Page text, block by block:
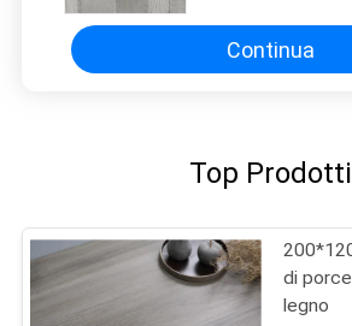
del cemento
Continua
Top Prodotti
di
legno